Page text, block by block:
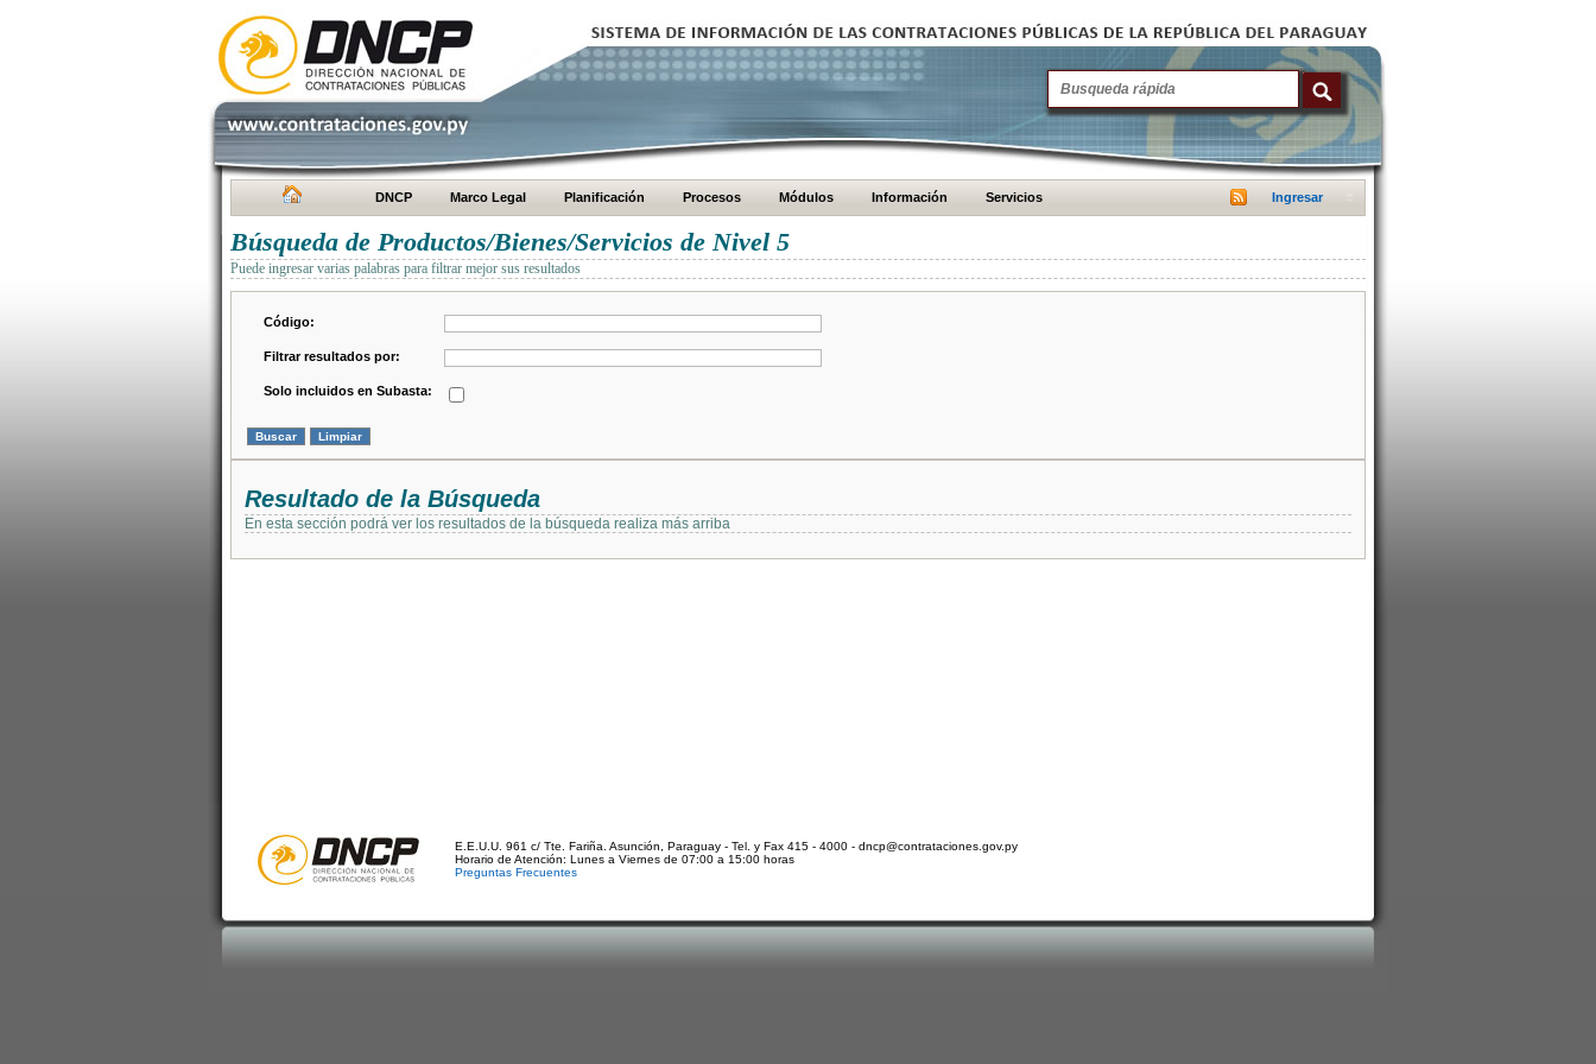
DNCP Marco Legal Planificación Procesos Módulos Información Servicios Ingresar
Búsqueda de Productos/Bienes/Servicios de Nivel 5
Puede ingresar varias palabras para filtrar mejor sus resultados
Código:
Filtrar resultados por:
Solo incluidos en Subasta:
Resultado de la Búsqueda
En esta sección podrá ver los resultados de la búsqueda realiza más arriba
E.E.U.U. 961 c/ Tte. Fariña. Asunción, Paraguay - Tel. y Fax 415 - 4000 - dncp@contrataciones.gov.py
Horario de Atención: Lunes a Viernes de 07:00 a 15:00 horas
Preguntas Frecuentes